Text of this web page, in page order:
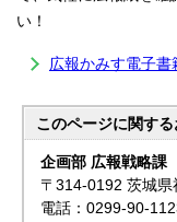
い！
広報かみす電子書
このページに関する
企画部 広報戦略課
〒314-0192 茨城
電話：0299-90-